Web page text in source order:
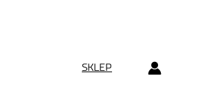
SKLEP